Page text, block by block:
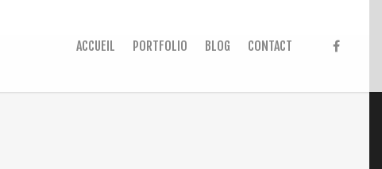
ACCUEIL PORTFOLIO BLOG CONTACT